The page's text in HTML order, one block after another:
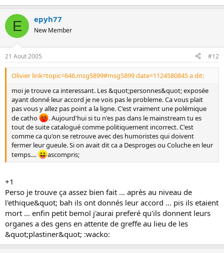
E epyh77
New Member
21 Aout 2005 #12
Olivier link=topic=646.msg5899#msg5899 date=1124580845 a dit:
moi je trouve ca interessant. Les &quot;personnes&quot; exposée
ayant donné leur accord je ne vois pas le probleme. Ca vous plait
pas vous y allez pas point a la ligne. C'est vraiment une polémique
de catho
. Aujourd'hui si tu n'es pas dans le mainstream tu es
tout de suite catalogué comme politiquement incorrect. C'est
comme ca qu'on se retrouve avec des humoristes qui doivent
fermer leur gueule. Si on avait dit ca a Desproges ou Coluche en leur
temps....
ascompris;
+1
Perso je trouve ça assez bien fait ... après au niveau de
l'ethique&quot; bah ils ont donnés leur accord ... pis ils etaient
mort ... enfin petit bemol j'aurai preferé qu'ils donnent leurs
organes a des gens en attente de greffe au lieu de les
&quot;plastiner&quot; :wacko: